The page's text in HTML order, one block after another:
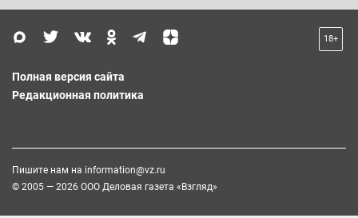
18+
Полная версия сайта
Редакционная политика
Пишите нам на information@vz.ru
© 2005 — 2026 ООО Деловая газета «Взгляд»